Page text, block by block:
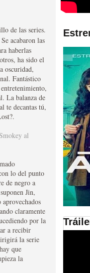
de las series.
acabaron las
haberlas
ha sido el
oscuridad,
Fantástico
La balanza de
te decantas tú,
al
lo del punto
de negro a
Jin,
claramente
por la
a recibir
la serie
que
la